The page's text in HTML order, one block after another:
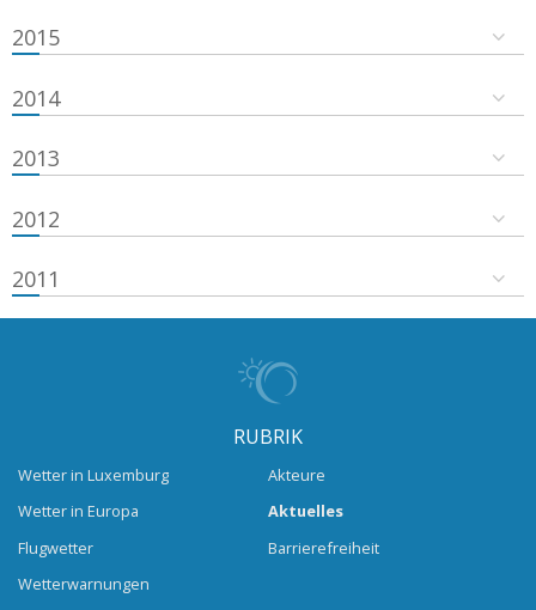
2015
2014
2013
2012
2011
RUBRIK
Wetter in Luxemburg
Wetter in Europa
Flugwetter
Wetterwarnungen
Akteure
Aktuelles
Barrierefreiheit